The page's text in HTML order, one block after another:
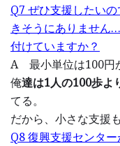
Q7 ぜひ支援したい
きそうにありません
付けていますか？
A 最小単位は100円
俺達は1人の100歩よ
てる。
だから、小さな支援
Q8 復興支援センタ